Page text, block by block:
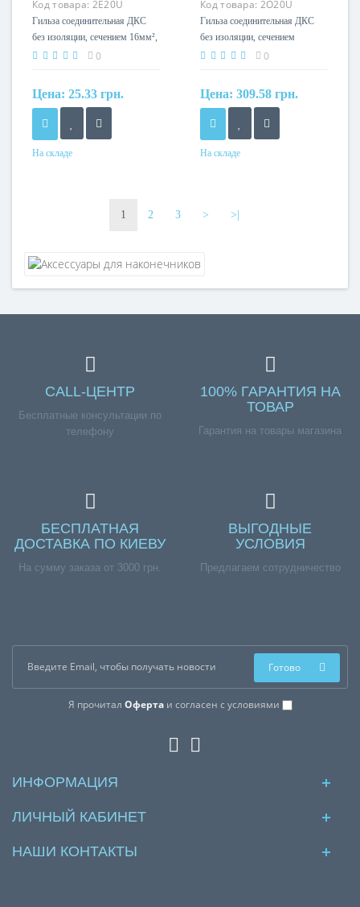
Код товара: 2E20U
Гильза соединительная ДКС
без изоляции, сечением 16мм²,
длина 27мм, 2E20U, ДКС
0
Цена: 25.33 грн.
На складе
Код товара: 2O20U
Гильза соединительная ДКС
без изоляции, сечением
185мм², длина 64мм, 2O20U,
0
Цена: 309.58 грн.
На складе
1 2 3 > >|
CALL-ЦЕНТР
Бесплатные консультации по
телефону
100% ГАРАНТИЯ НА
ТОВАР
Гарантия на товары магазина
БЕСПЛАТНАЯ
ДОСТАВКА ПО КИЕВУ
На сумму заказа от 3000 грн.
ВЫГОДНЫЕ
УСЛОВИЯ
Предлагаем сотрудничество
Я прочитал Офертаи согласен с условиями
Готово
ИНФОРМАЦИЯ
ЛИЧНЫЙ КАБИНЕТ
НАШИ КОНТАКТЫ